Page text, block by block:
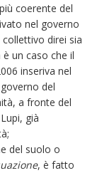
coerente del
nel governo
direi sia
un caso che il
inseriva nel
del
a fronte del
già
del suolo o
, è fatto